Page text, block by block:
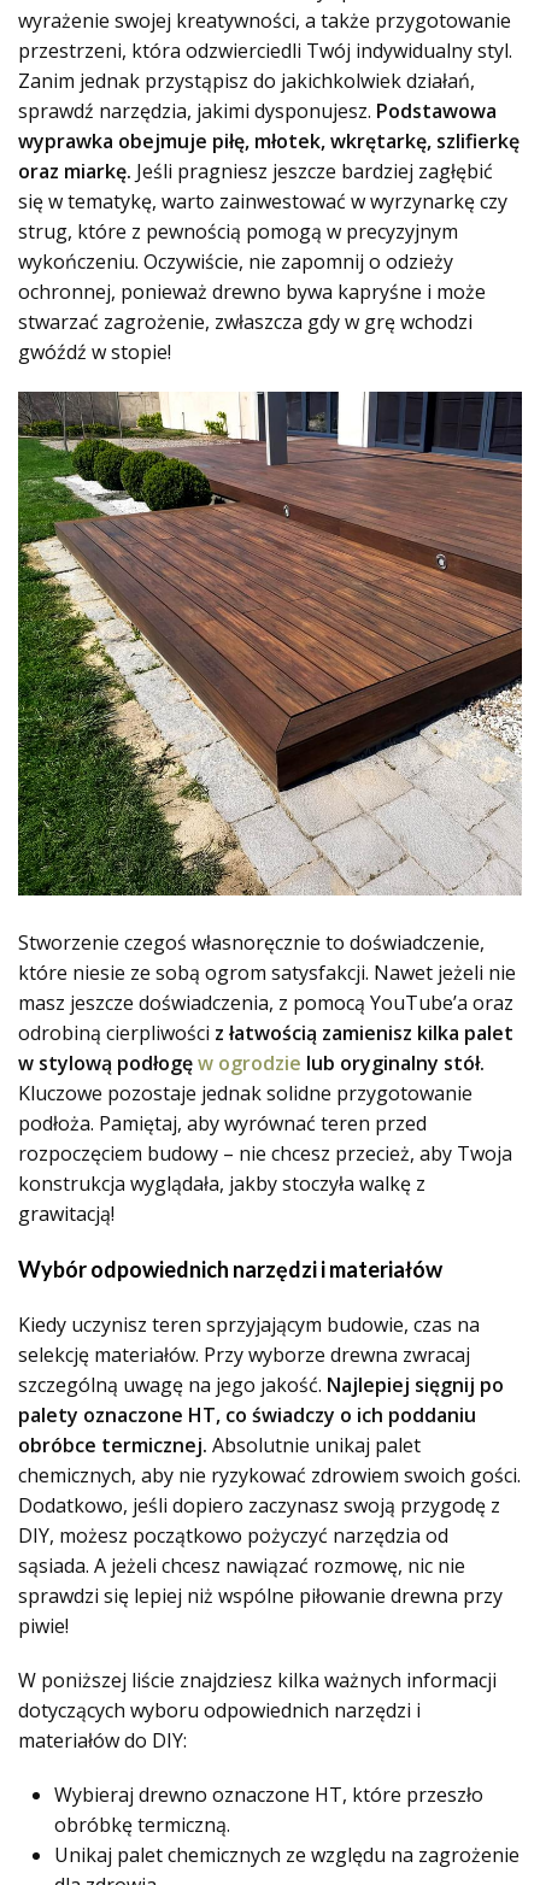
wyrażenie swojej kreatywności, a także przygotowanie
przestrzeni, która odzwierciedli Twój indywidualny styl.
Zanim jednak przystąpisz do jakichkolwiek działań,
sprawdź narzędzia, jakimi dysponujesz. Podstawowa
wyprawka obejmuje piłę, młotek, wkrętarkę, szlifierkę
oraz miarkę. Jeśli pragniesz jeszcze bardziej zagłębić
się w tematykę, warto zainwestować w wyrzynarkę czy
strug, które z pewnością pomogą w precyzyjnym
wykończeniu. Oczywiście, nie zapomnij o odzieży
ochronnej, ponieważ drewno bywa kapryśne i może
stwarzać zagrożenie, zwłaszcza gdy w grę wchodzi
gwóźdź w stopie!
Stworzenie czegoś własnoręcznie to doświadczenie,
które niesie ze sobą ogrom satysfakcji. Nawet jeżeli nie
masz jeszcze doświadczenia, z pomocą YouTube’a oraz
odrobiną cierpliwości z łatwością zamienisz kilka palet
w stylową podłogęw ogrodzie lub oryginalny stół.
Kluczowe pozostaje jednak solidne przygotowanie
podłoża. Pamiętaj, aby wyrównać teren przed
rozpoczęciem budowy – nie chcesz przecież, aby Twoja
konstrukcja wyglądała, jakby stoczyła walkę z
grawitacją!
Wybór odpowiednich narzędzi i materiałów
Kiedy uczynisz teren sprzyjającym budowie, czas na
selekcję materiałów. Przy wyborze drewna zwracaj
szczególną uwagę na jego jakość. Najlepiej sięgnij po
palety oznaczone HT, co świadczy o ich poddaniu
obróbce termicznej. Absolutnie unikaj palet
chemicznych, aby nie ryzykować zdrowiem swoich gości.
Dodatkowo, jeśli dopiero zaczynasz swoją przygodę z
DIY, możesz początkowo pożyczyć narzędzia od
sąsiada. A jeżeli chcesz nawiązać rozmowę, nic nie
sprawdzi się lepiej niż wspólne piłowanie drewna przy
piwie!
W poniższej liście znajdziesz kilka ważnych informacji
dotyczących wyboru odpowiednich narzędzi i
materiałów do DIY:
Wybieraj drewno oznaczone HT, które przeszło
obróbkę termiczną.
Unikaj palet chemicznych ze względu na zagrożenie